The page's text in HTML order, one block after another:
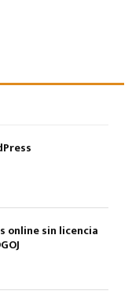
online sin licencia